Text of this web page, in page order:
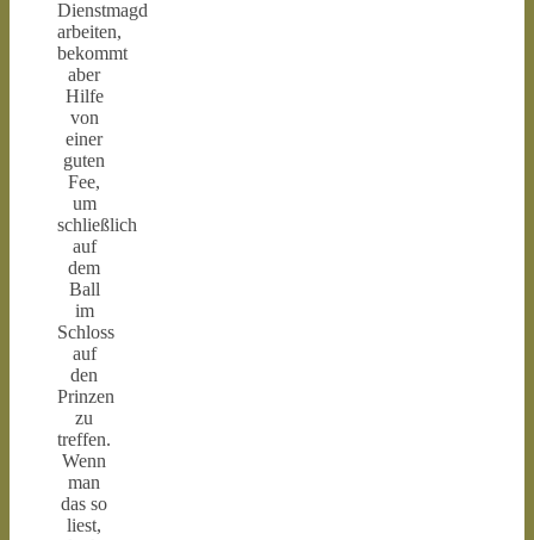
Dienstmagd
arbeiten,
bekommt
aber
Hilfe
von
einer
guten
Fee,
um
schließlich
auf
dem
Ball
im
Schloss
auf
den
Prinzen
zu
treffen.
Wenn
man
das so
liest,